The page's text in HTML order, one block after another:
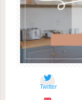
Twitter